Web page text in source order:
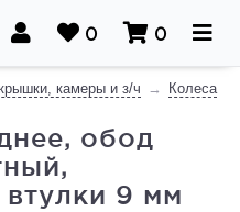
0 0
камеры и з/ч Колеса
обод
9 мм